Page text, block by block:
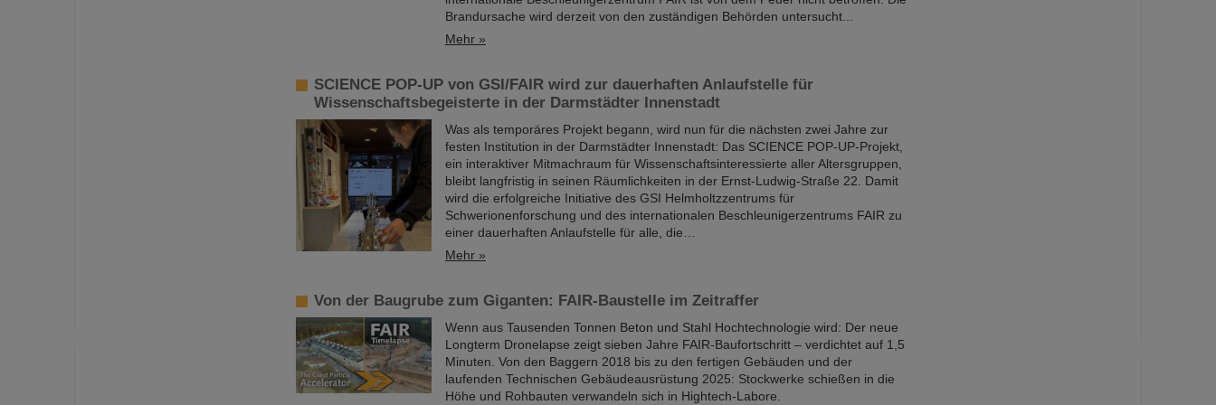
Brandursache wird derzeit von den zuständigen Behörden untersucht...
Mehr »
SCIENCE POP-UP von GSI/FAIR wird zur dauerhaften Anlaufstelle für
Wissenschaftsbegeisterte in der Darmstädter Innenstadt
Was als temporäres Projekt begann, wird nun für die nächsten zwei Jahre zur
festen Institution in der Darmstädter Innenstadt: Das SCIENCE POP-UP-Projekt,
ein interaktiver Mitmachraum für Wissenschaftsinteressierte aller Altersgruppen,
bleibt langfristig in seinen Räumlichkeiten in der Ernst-Ludwig-Straße 22. Damit
wird die erfolgreiche Initiative des GSI Helmholtzzentrums für
Schwerionenforschung und des internationalen Beschleunigerzentrums FAIR zu
einer dauerhaften Anlaufstelle für alle, die…
Mehr »
Von der Baugrube zum Giganten: FAIR-Baustelle im Zeitraffer
Wenn aus Tausenden Tonnen Beton und Stahl Hochtechnologie wird: Der neue
Longterm Dronelapse zeigt sieben Jahre FAIR-Baufortschritt – verdichtet auf 1,5
Minuten. Von den Baggern 2018 bis zu den fertigen Gebäuden und der
laufenden Technischen Gebäudeausrüstung 2025: Stockwerke schießen in die
Höhe und Rohbauten verwandeln sich in Hightech-Labore.​